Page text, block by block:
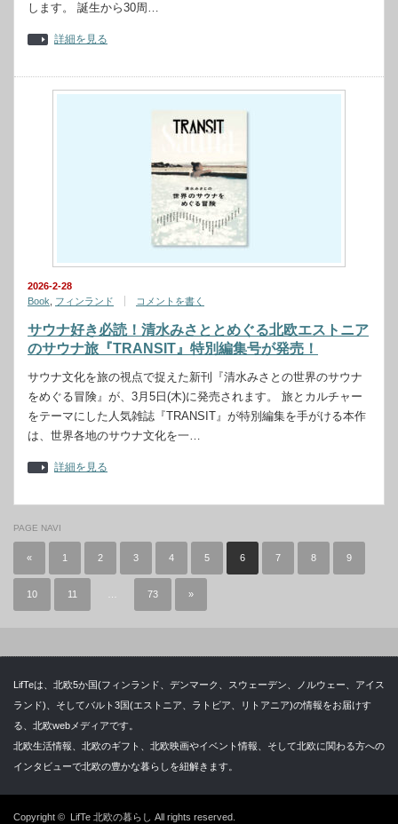
します。 誕生から30周…
詳細を見る
2026-2-28
Book
フィンランド コメントを書く
サウナ好き必読！清水みさととめぐる北欧エストニア
のサウナ旅『TRANSIT』特別編集号が発売！
サウナ文化を旅の視点で捉えた新刊『清水みさとの世界のサウナ
をめぐる冒険』が、3月5日(木)に発売されます。 旅とカルチャー
をテーマにした人気雑誌『TRANSIT』が特別編集を手がける本作
は、世界各地のサウナ文化を一…
詳細を見る
PAGE NAVI
« 1 2 3 4 5 6 7 8 9
10 11 73 »
LifTeは、北欧5か国(フィンランド、デンマーク、スウェーデン、ノルウェー、アイス
ランド)、そしてバルト3国(エストニア、ラトビア、リトアニア)の情報をお届けす
る、北欧webメディアです。
北欧生活情報、北欧のギフト、北欧映画やイベント情報、そして北欧に関わる方への
インタビューで北欧の豊かな暮らしを紐解きます。
Copyright © LifTe 北欧の暮らし All rights reserved.